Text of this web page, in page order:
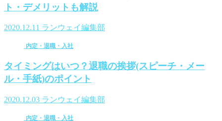
ト・デメリットも解説
2020.12.11 ランウェイ編集部
内定・退職・入社
タイミングはいつ？退職の挨拶(スピーチ・メー
ル・手紙)のポイント
2020.12.03 ランウェイ編集部
内定・退職・入社